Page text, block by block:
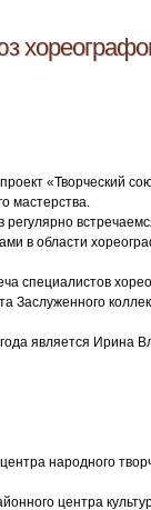
«Творческий
мастерства.
в области
специалистов
Заслуженного
является Ирина
народного
центра